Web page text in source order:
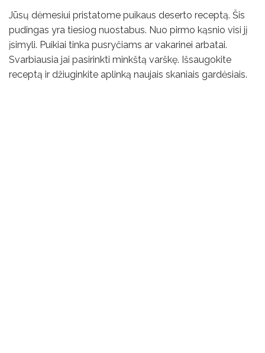
Jūsų dėmesiui pristatome puikaus deserto receptą. Šis
pudingas yra tiesiog nuostabus. Nuo pirmo kąsnio visi jį
įsimyli. Puikiai tinka pusryčiams ar vakarinei arbatai.
Svarbiausia jai pasirinkti minkštą varškę. Išsaugokite
receptą ir džiuginkite aplinką naujais skaniais gardėsiais.